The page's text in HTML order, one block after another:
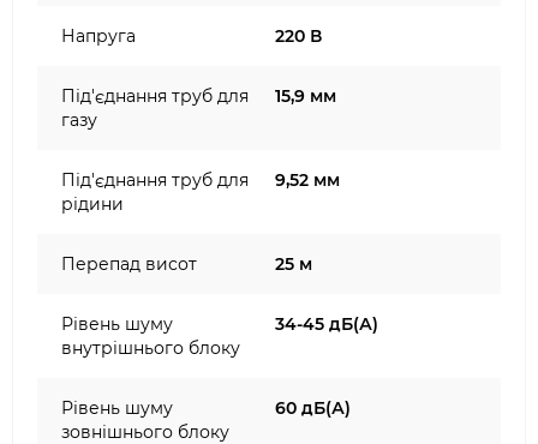
Напруга 220 В
Під'єднання труб для
газу
15,9 мм
Під'єднання труб для
рідини
9,52 мм
Перепад висот 25 м
Рівень шуму
внутрішнього блоку
34-45 дБ(А)
Рівень шуму
зовнішнього блоку
60 дБ(А)